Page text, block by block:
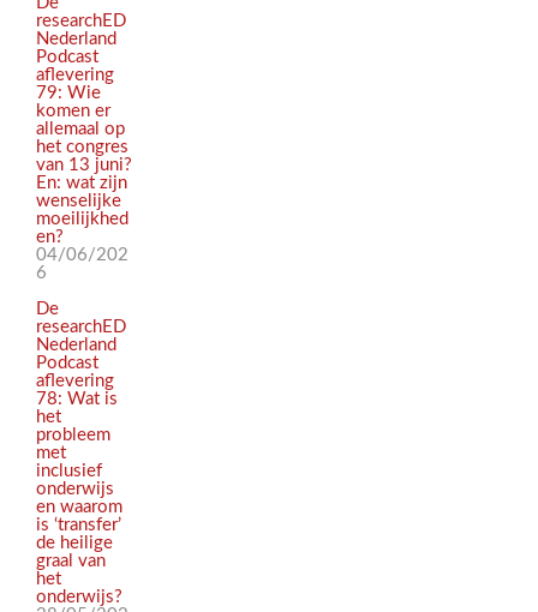
researchED
Nederland
Podcast
aflevering
79: Wie
komen er
allemaal op
het congres
van 13 juni?
En: wat zijn
wenselijke
moeilijkhed
en?
04/06/202
6
De
researchED
Nederland
Podcast
aflevering
78: Wat is
het
probleem
met
inclusief
onderwijs
en waarom
is ‘transfer’
de heilige
graal van
het
onderwijs?